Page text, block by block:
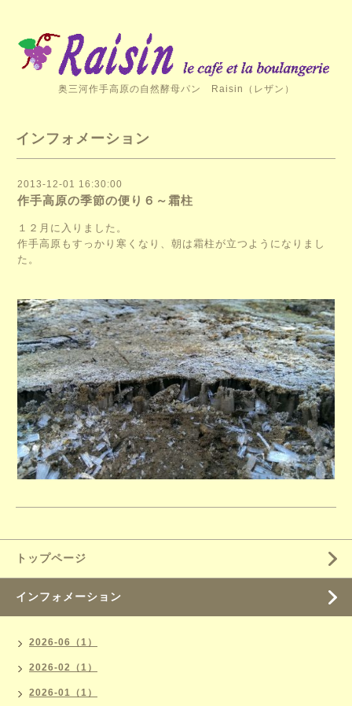
奥三河作手高原の自然酵母パン Raisin（レザン）
インフォメーション
2013-12-01 16:30:00
作手高原の季節の便り６～霜柱
１２月に入りました。
作手高原もすっかり寒くなり、朝は霜柱が立つようになりまし
た。
トップページ
インフォメーション
2026-06（1）
2026-02（1）
2026-01（1）